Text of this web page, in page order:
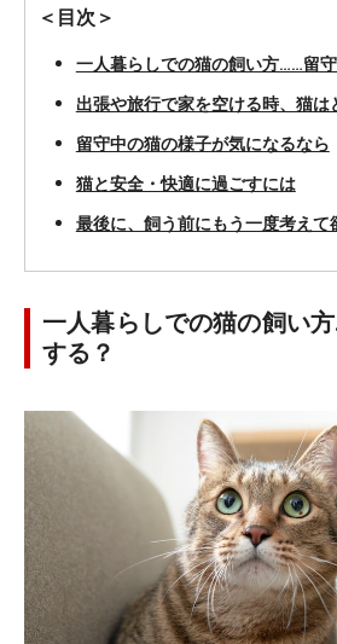
＜目次＞
一人暮らしでの猫の飼い方……留
出張や旅行で家を空ける時、猫は
留守中の猫の様子が気になるなら
猫と安全・快適に過ごすには
最後に、飼う前にもう一度考えて
一人暮らしでの猫の飼い
する？